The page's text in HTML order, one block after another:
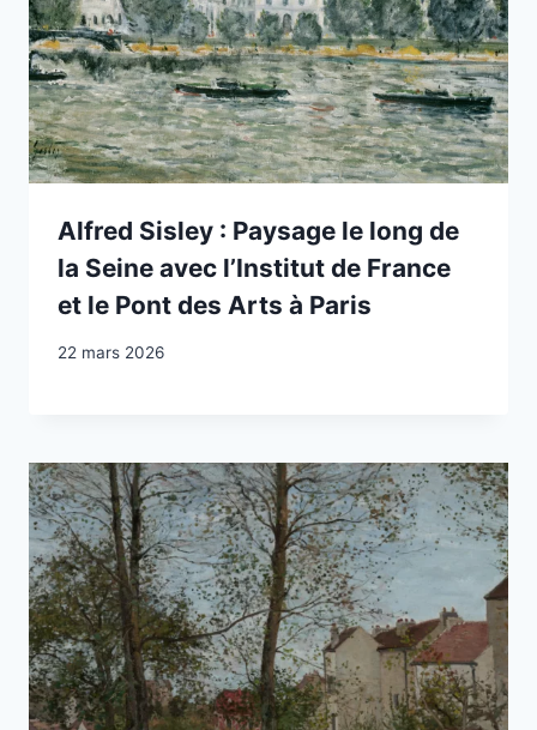
Alfred Sisley : Paysage le long de
la Seine avec l’Institut de France
et le Pont des Arts à Paris
22 mars 2026